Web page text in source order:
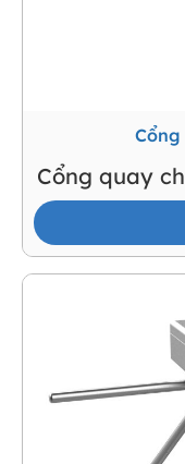
Cổng quay